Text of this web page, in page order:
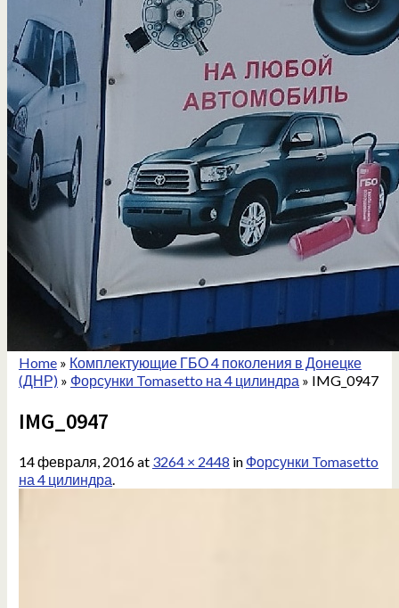
Home» Комплектующие ГБО 4 поколения в Донецке
(ДНР)» Форсунки Tomasetto на 4 цилиндра » IMG_0947
IMG_0947
14 февраля, 2016at 3264 × 2448 in Форсунки Tomasetto
на 4 цилиндра.